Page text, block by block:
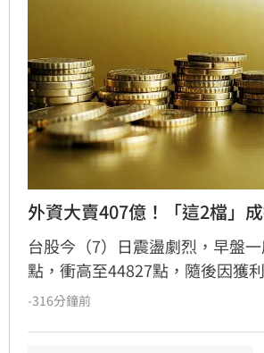
外資大賣407億！「這2檔」
台股今（7）日震盪劇烈，早盤
點，衝高至44827點，隨後因獲
現，指數翻黑收在44225.91點，
-316分鐘前